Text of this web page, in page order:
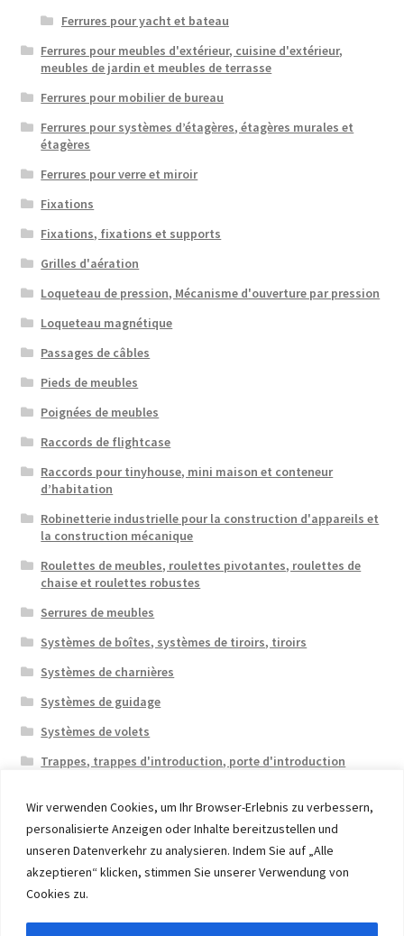
Wir verwenden Cookies, um Ihr Browser-Erlebnis zu verbessern,
personalisierte Anzeigen oder Inhalte bereitzustellen und
unseren Datenverkehr zu analysieren. Indem Sie auf „Alle
akzeptieren“ klicken, stimmen Sie unserer Verwendung von
Cookies zu.
Ferrures pour yacht et bateau
Ferrures pour meubles d'extérieur, cuisine d'extérieur,
meubles de jardin et meubles de terrasse
Ferrures pour mobilier de bureau
Ferrures pour systèmes d’étagères, étagères murales et
étagères
Ferrures pour verre et miroir
Fixations
Fixations, fixations et supports
Grilles d'aération
Loqueteau de pression, Mécanisme d'ouverture par pression
Loqueteau magnétique
Passages de câbles
Pieds de meubles
Poignées de meubles
Raccords de flightcase
Raccords pour tinyhouse, mini maison et conteneur
d’habitation
Robinetterie industrielle pour la construction d'appareils et
la construction mécanique
Roulettes de meubles, roulettes pivotantes, roulettes de
chaise et roulettes robustes
Serrures de meubles
Systèmes de boîtes, systèmes de tiroirs, tiroirs
Systèmes de charnières
Systèmes de guidage
Systèmes de volets
Trappes, trappes d'introduction, porte d'introduction
© 2026 Eruon Trade UG, Germany, member of the ERUON